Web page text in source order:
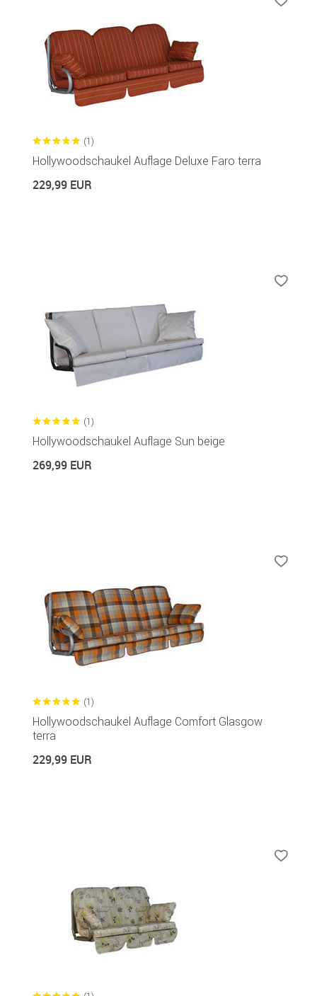
(1)
Hollywoodschaukel Auflage Deluxe Faro terra
229,99 EUR
(1)
Hollywoodschaukel Auflage Sun beige
269,99 EUR
(1)
Hollywoodschaukel Auflage Comfort Glasgow
terra
229,99 EUR